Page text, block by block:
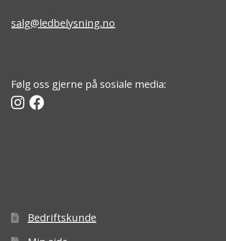
salg@ledbelysning.no
Følg oss gjerne på sosiale media:
Bedriftskunde